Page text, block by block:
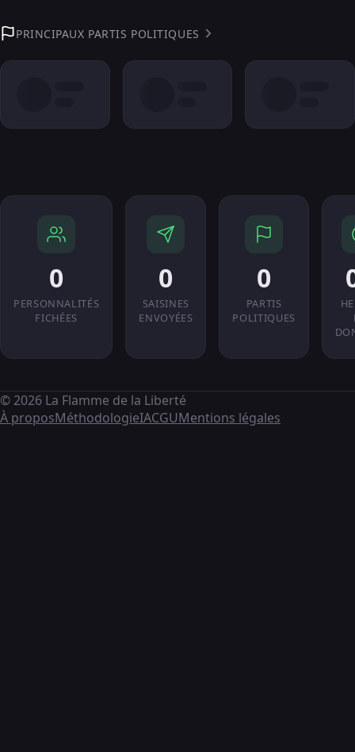
PRINCIPAUX PARTIS POLITIQUES
0
PERSONNALITÉS
FICHÉES
0
SAISINES
ENVOYÉES
0
PARTIS
POLITIQUES
© 2026 La Flamme de la Liberté
À proposMéthodologieIACGUMentions légales